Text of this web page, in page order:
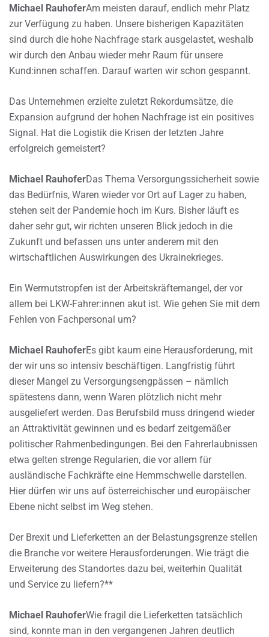
Michael RauhoferAm meisten darauf, endlich mehr Platz
zur Verfügung zu haben. Unsere bisherigen Kapazitäten
sind durch die hohe Nachfrage stark ausgelastet, weshalb
wir durch den Anbau wieder mehr Raum für unsere
Kund:innen schaffen. Darauf warten wir schon gespannt.
Das Unternehmen erzielte zuletzt Rekordumsätze, die
Expansion aufgrund der hohen Nachfrage ist ein positives
Signal. Hat die Logistik die Krisen der letzten Jahre
erfolgreich gemeistert?
Michael RauhoferDas Thema Versorgungssicherheit sowie
das Bedürfnis, Waren wieder vor Ort auf Lager zu haben,
stehen seit der Pandemie hoch im Kurs. Bisher läuft es
daher sehr gut, wir richten unseren Blick jedoch in die
Zukunft und befassen uns unter anderem mit den
wirtschaftlichen Auswirkungen des Ukrainekrieges.
Ein Wermutstropfen ist der Arbeitskräftemangel, der vor
allem bei LKW-Fahrer:innen akut ist. Wie gehen Sie mit dem
Fehlen von Fachpersonal um?
Michael RauhoferEs gibt kaum eine Herausforderung, mit
der wir uns so intensiv beschäftigen. Langfristig führt
dieser Mangel zu Versorgungsengpässen – nämlich
spätestens dann, wenn Waren plötzlich nicht mehr
ausgeliefert werden. Das Berufsbild muss dringend wieder
an Attraktivität gewinnen und es bedarf zeitgemäßer
politischer Rahmenbedingungen. Bei den Fahrerlaubnissen
etwa gelten strenge Regularien, die vor allem für
ausländische Fachkräfte eine Hemmschwelle darstellen.
Hier dürfen wir uns auf österreichischer und europäischer
Ebene nicht selbst im Weg stehen.
Der Brexit und Lieferketten an der Belastungsgrenze stellen
die Branche vor weitere Herausforderungen. Wie trägt die
Erweiterung des Standortes dazu bei, weiterhin Qualität
und Service zu liefern?**
Michael RauhoferWie fragil die Lieferketten tatsächlich
sind, konnte man in den vergangenen Jahren deutlich